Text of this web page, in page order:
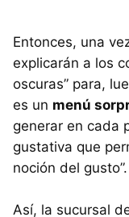
Entonces, una
explicarán a los
oscuras” para,
es un menú
generar en cada
gustativa que
noción del gusto”.
Así, la sucursal